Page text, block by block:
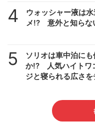
4
ウォッシャー液は
メ!? 意外と知らな
5
ソリオは車中泊に
か!? 人気ハイトワ
ジと寝られる広さ